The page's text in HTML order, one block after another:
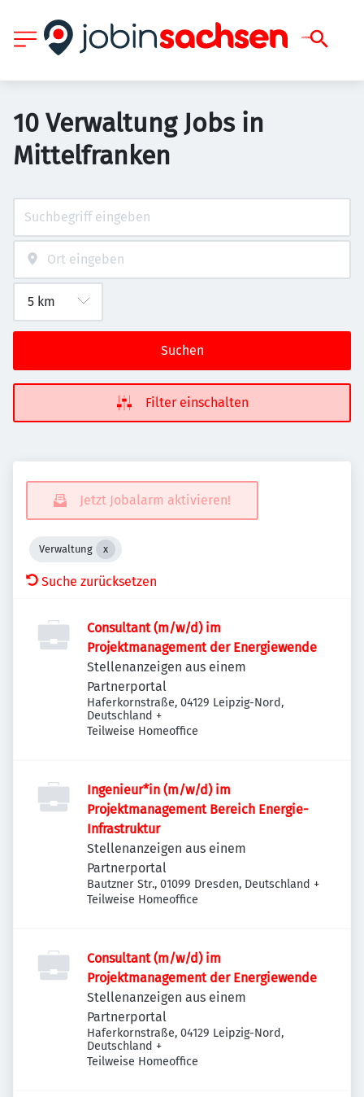
10 Verwaltung Jobs in
Mittelfranken
Suchen
Filter einschalten
Jetzt Jobalarm aktivieren!
Verwaltung
Suche zurücksetzen
Consultant (m/w/d) im
Projektmanagement der Energiewende
Stellenanzeigen aus einem
Partnerportal
Haferkornstraße, 04129 Leipzig-Nord,
Deutschland +
Teilweise Homeoffice
Ingenieur*in (m/w/d) im
Projektmanagement Bereich Energie-
Infrastruktur
Stellenanzeigen aus einem
Partnerportal
Bautzner Str., 01099 Dresden, Deutschland +
Teilweise Homeoffice
Consultant (m/w/d) im
Projektmanagement der Energiewende
Stellenanzeigen aus einem
Partnerportal
Haferkornstraße, 04129 Leipzig-Nord,
Deutschland +
Teilweise Homeoffice